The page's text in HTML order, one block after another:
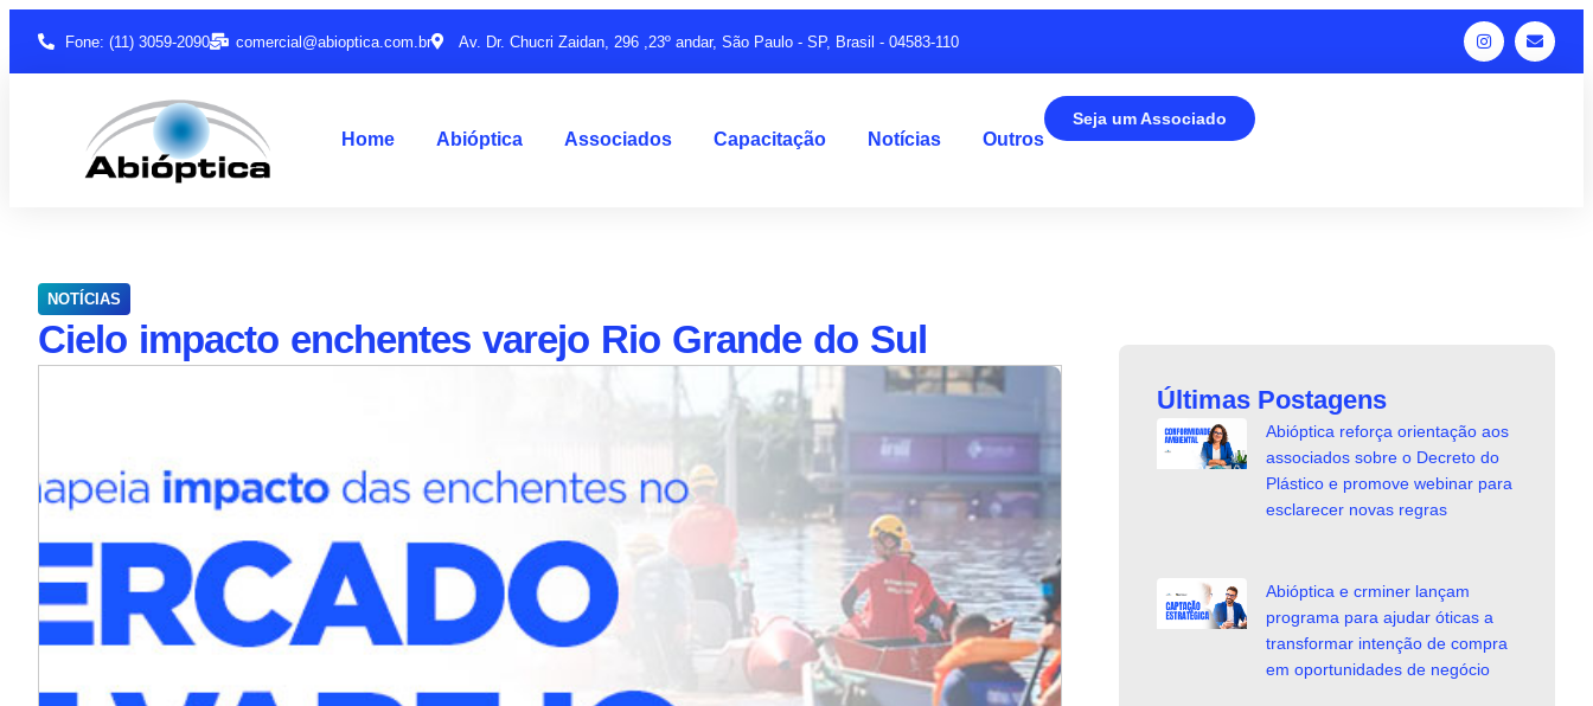
Fone: (11) 3059-2090 comercial@abioptica.com.br Av. Dr. Chucri Zaidan, 296 ,23º andar, São Paulo - SP, Brasil - 04583-110
Home Abióptica Associados Capacitação Notícias Outros
Seja um Associado
NOTÍCIAS
Cielo impacto enchentes varejo Rio Grande do Sul
Últimas Postagens
Abióptica reforça orientação aos
associados sobre o Decreto do
Plástico e promove webinar para
esclarecer novas regras
Abióptica e crminer lançam
programa para ajudar óticas a
transformar intenção de compra
em oportunidades de negócio